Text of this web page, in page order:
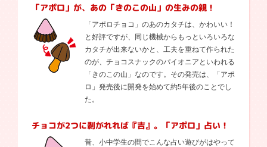
「アポロ」が、あの「きのこの山」の生みの親！
「アポロチョコ」のあのカタチは、かわいい！
と好評ですが、同じ機械からもっといろいろな
カタチが出来ないかと、工夫を重ねて作られた
のが、チョコスナックのパイオニアといわれる
「きのこの山」なのです。その発売は、「アポ
ロ」発売後に開発を始めて約5年後のことでし
た。
チョコが2つに剥がれれば『吉』。 「アポロ」占い！
昔、小中学生の間でこんな占い遊びがはやって